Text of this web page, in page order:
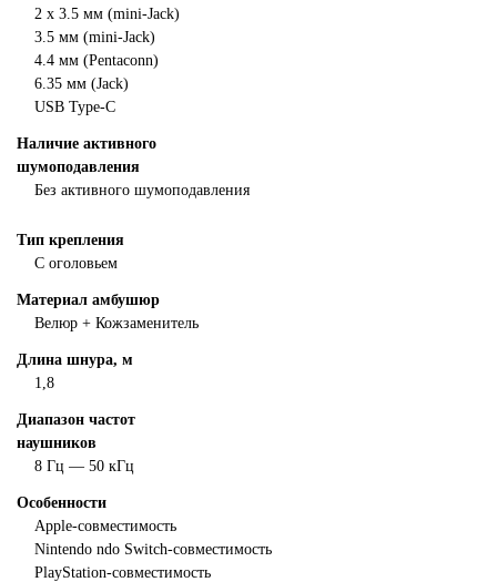
2 х 3.5 мм (mini-Jack)
3.5 мм (mini-Jack)
4.4 мм (Pentaconn)
6.35 мм (Jack)
USB Type-C
Наличие активного
шумоподавления
Без активного шумоподавления
Тип крепления
С оголовьем
Материал амбушюр
Велюр + Кожзаменитель
Длина шнура, м
1,8
Диапазон частот
наушников
8 Гц — 50 кГц
Особенности
Apple-совместимость
Nintendo ndo Switch-совместимость
PlayStation-совместимость